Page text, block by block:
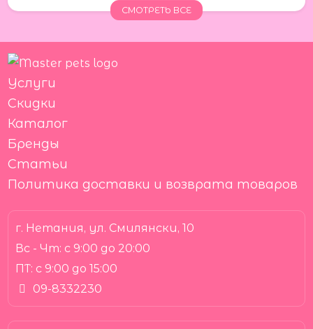
СМОТРЕТЬ ВСЕ
г. Нетания, ул. Смилянски, 10
Вс - Чт: с 9:00 до 20:00
ПТ: с 9:00 до 15:00
09-8332230
Услуги
Скидки
Каталог
Бренды
Статьи
Политика доставки и возврата товаров